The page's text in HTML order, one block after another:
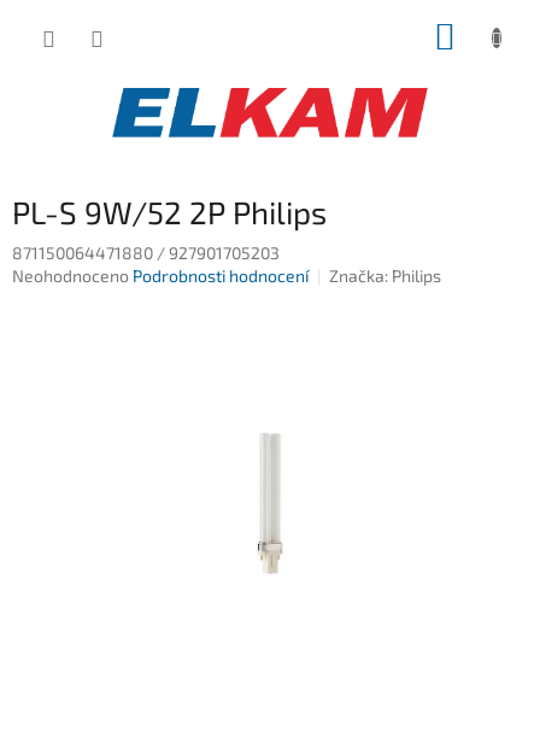
PL-S 9W/52 2P Philips
871150064471880 / 927901705203
Průměrné
Neohodnoceno Podrobnosti hodnocení Značka: Philips